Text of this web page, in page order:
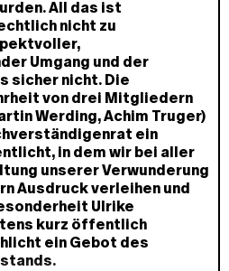
All das ist
nicht zu
Umgang und der
sicher nicht. Die
von drei Mitgliedern
Werding, Achim Truger)
ein
in dem wir bei aller
unserer Verwunderung
Ausdruck verleihen und
Ulrike
kurz öffentlich
ein Gebot des